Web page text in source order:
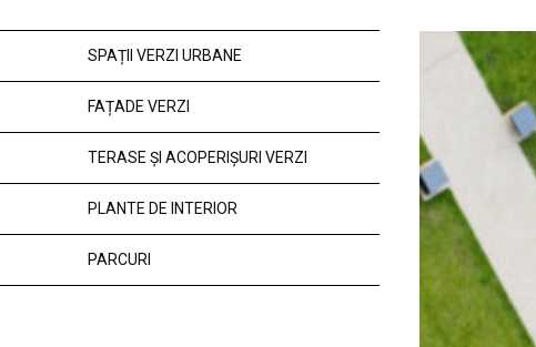
SPAȚII VERZI URBANE
FAȚADE VERZI
TERASE ȘI ACOPERIȘURI VERZI
PLANTE DE INTERIOR
PARCURI